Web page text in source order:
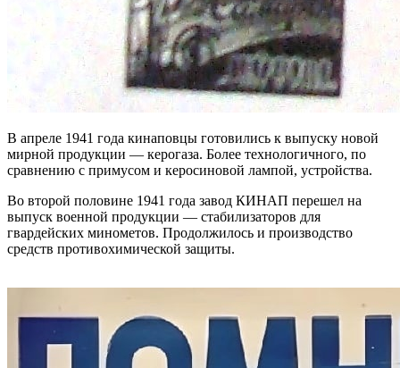
В апреле 1941 года кинаповцы готовились к выпуску новой
мирной продукции — керогаза. Более технологичного, по
сравнению с примусом и керосиновой лампой, устройства.
Во второй половине 1941 года завод КИНАП перешел на
выпуск военной продукции — стабилизаторов для
гвардейских минометов. Продолжилось и производство
средств противохимической защиты.